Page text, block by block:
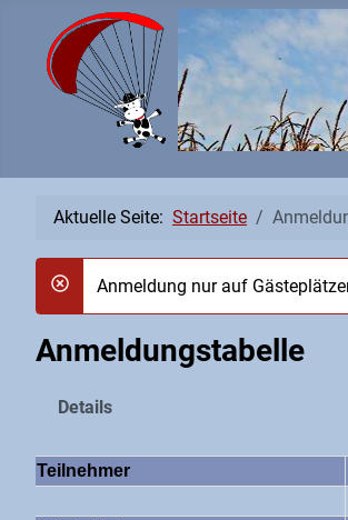
Aktuelle Seite: Startseite
danger
Anmeldung nur auf
Anmeldungstabelle
Details
Teilnehmer